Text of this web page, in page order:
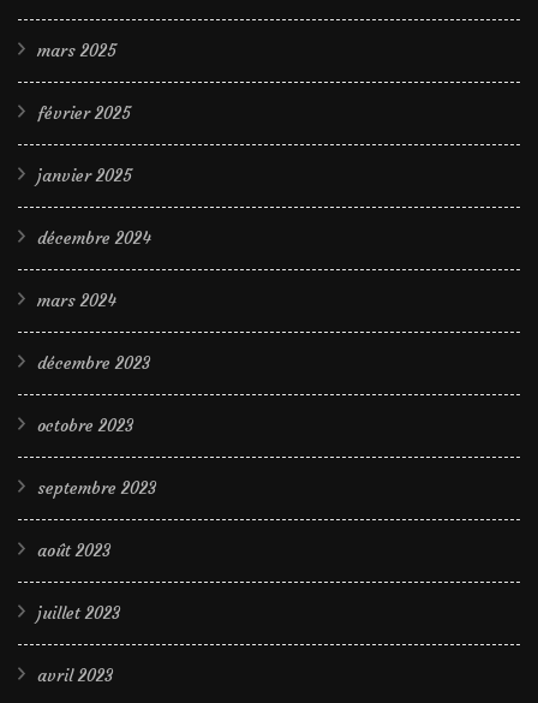
mars 2025
février 2025
janvier 2025
décembre 2024
mars 2024
décembre 2023
octobre 2023
septembre 2023
août 2023
juillet 2023
avril 2023